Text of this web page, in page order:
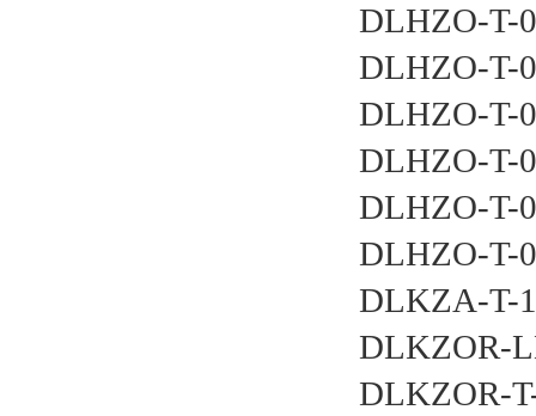
DLHZO-T-
DLHZO-T-
DLHZO-T-
DLHZO-T-
DLHZO-T-
DLHZO-T-
DLKZA-T-
DLKZOR-
DLKZOR-